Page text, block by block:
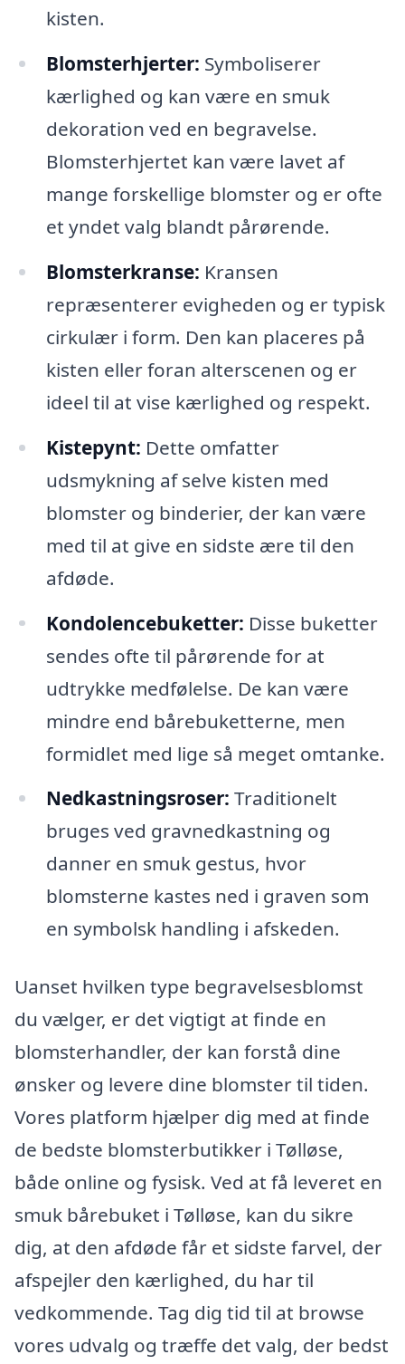
kisten.
Blomsterhjerter: Symboliserer
kærlighed og kan være en smuk
dekoration ved en begravelse.
Blomsterhjertet kan være lavet af
mange forskellige blomster og er ofte
et yndet valg blandt pårørende.
Blomsterkranse: Kransen
repræsenterer evigheden og er typisk
cirkulær i form. Den kan placeres på
kisten eller foran alterscenen og er
ideel til at vise kærlighed og respekt.
Kistepynt: Dette omfatter
udsmykning af selve kisten med
blomster og binderier, der kan være
med til at give en sidste ære til den
afdøde.
Kondolencebuketter: Disse buketter
sendes ofte til pårørende for at
udtrykke medfølelse. De kan være
mindre end bårebuketterne, men
formidlet med lige så meget omtanke.
Nedkastningsroser: Traditionelt
bruges ved gravnedkastning og
danner en smuk gestus, hvor
blomsterne kastes ned i graven som
en symbolsk handling i afskeden.
Uanset hvilken type begravelsesblomst
du vælger, er det vigtigt at finde en
blomsterhandler, der kan forstå dine
ønsker og levere dine blomster til tiden.
Vores platform hjælper dig med at finde
de bedste blomsterbutikker i Tølløse,
både online og fysisk. Ved at få leveret en
smuk bårebuket i Tølløse, kan du sikre
dig, at den afdøde får et sidste farvel, der
afspejler den kærlighed, du har til
vedkommende. Tag dig tid til at browse
vores udvalg og træffe det valg, der bedst